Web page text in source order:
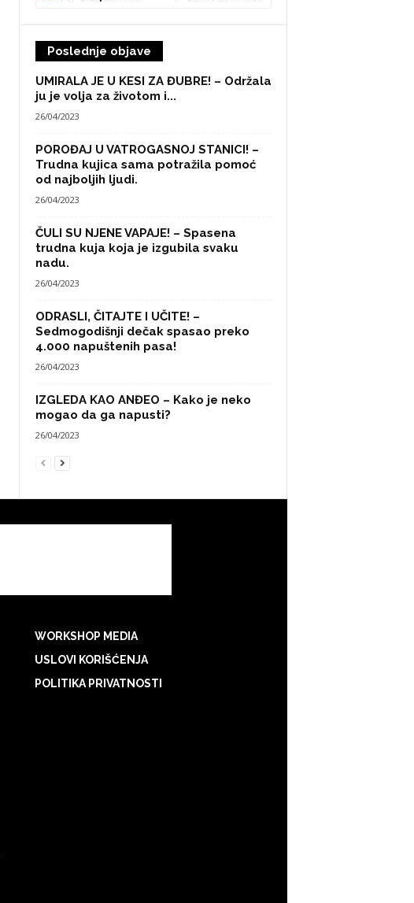
Poslednje objave
UMIRALA JE U KESI ZA ĐUBRE! – Održala
ju je volja za životom i...
26/04/2023
POROĐAJ U VATROGASNOJ STANICI! –
Trudna kujica sama potražila pomoć
od najboljih ljudi.
26/04/2023
ČULI SU NJENE VAPAJE! – Spasena
trudna kuja koja je izgubila svaku
nadu.
26/04/2023
ODRASLI, ČITAJTE I UČITE! –
Sedmogodišnji dečak spasao preko
4.000 napuštenih pasa!
26/04/2023
IZGLEDA KAO ANĐEO – Kako je neko
mogao da ga napusti?
26/04/2023
WORKSHOP MEDIA
USLOVI KORIŠĆENJA
POLITIKA PRIVATNOSTI